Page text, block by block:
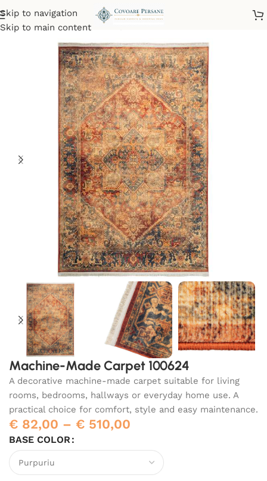
Skip to navigation
Skip to main content
Home /Machine-Made Carpets
Machine-Made Carpet 100624
A decorative machine-made carpet suitable for living
rooms, bedrooms, hallways or everyday home use. A
practical choice for comfort, style and easy maintenance.
€ 82,00 – € 510,00
BASE COLOR